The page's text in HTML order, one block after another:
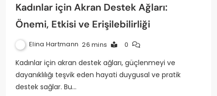
Kadınlar için Akran Destek Ağları:
Önemi, Etkisi ve Erişilebilirliği
Elina Hartmann 26 mins 0
Kadınlar için akran destek ağları, güçlenmeyi ve
dayanıklılığı teşvik eden hayati duygusal ve pratik
destek sağlar. Bu…